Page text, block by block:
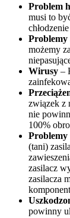
Problem
musi to
Problemy
możemy
Wirusy –
związek z
nie
100%
Problemy
(tani)
zasilacz
zasilacza
powinny